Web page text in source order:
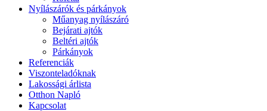
Nyílászárók és párkányok
Műanyag nyílászáró
Bejárati ajtók
Beltéri ajtók
Párkányok
Referenciák
Viszonteladóknak
Lakossági árlista
Otthon Napló
Kapcsolat